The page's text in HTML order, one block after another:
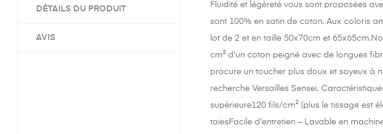
DÉTAILS DU PRODUIT
AVIS
Fluidité et légèreté vous sont proposées
sont 100% en satin de coton. Aux coloris
lot de 2 et en taille 50x70cm et
cm² d'un coton peigné avec de longues
procure un toucher plus doux et soyeux à
recherche Versailles Sensei.
supérieure120 fils/cm² (plus le tissage est
taiesFacile d'entretien – Lavable en